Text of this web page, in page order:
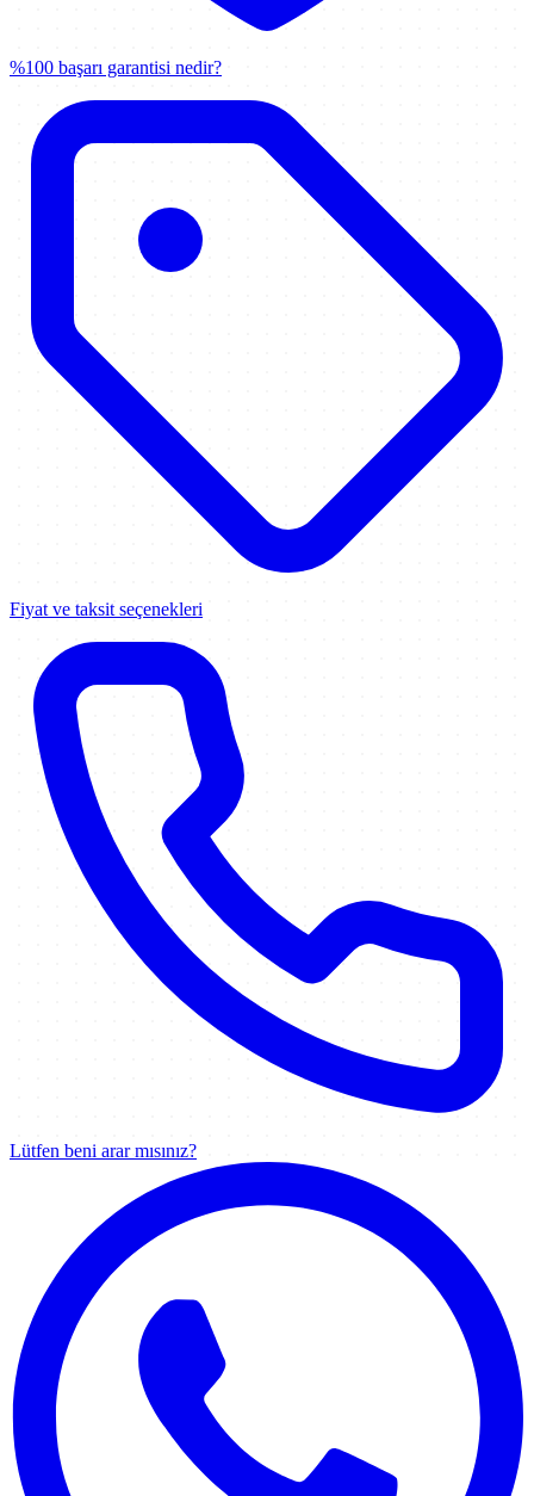
%100 başarı garantisi nedir?
Fiyat ve taksit seçenekleri
Lütfen beni arar mısınız?